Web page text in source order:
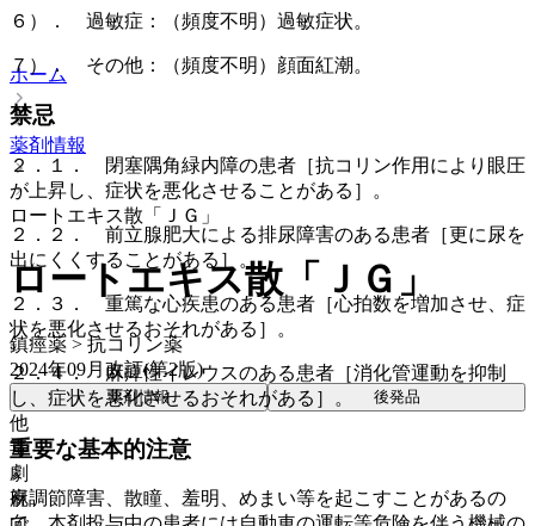
６）． 過敏症：（頻度不明）過敏症状。
７）． その他：（頻度不明）顔面紅潮。
禁忌
２．１． 閉塞隅角緑内障の患者［抗コリン作用により眼圧
が上昇し、症状を悪化させることがある］。
２．２． 前立腺肥大による排尿障害のある患者［更に尿を
出にくくすることがある］。
２．３． 重篤な心疾患のある患者［心拍数を増加させ、症
状を悪化させるおそれがある］。
２．４． 麻痺性イレウスのある患者［消化管運動を抑制
し、症状を悪化させるおそれがある］。
重要な基本的注意
視調節障害、散瞳、羞明、めまい等を起こすことがあるの
ホーム
薬剤情報
ロートエキス散「ＪＧ」
ロートエキス散「ＪＧ」
鎮痙薬 > 抗コリン薬
2024年09月改訂(第2版)
薬剤情報 後発品
他
毒
劇
麻